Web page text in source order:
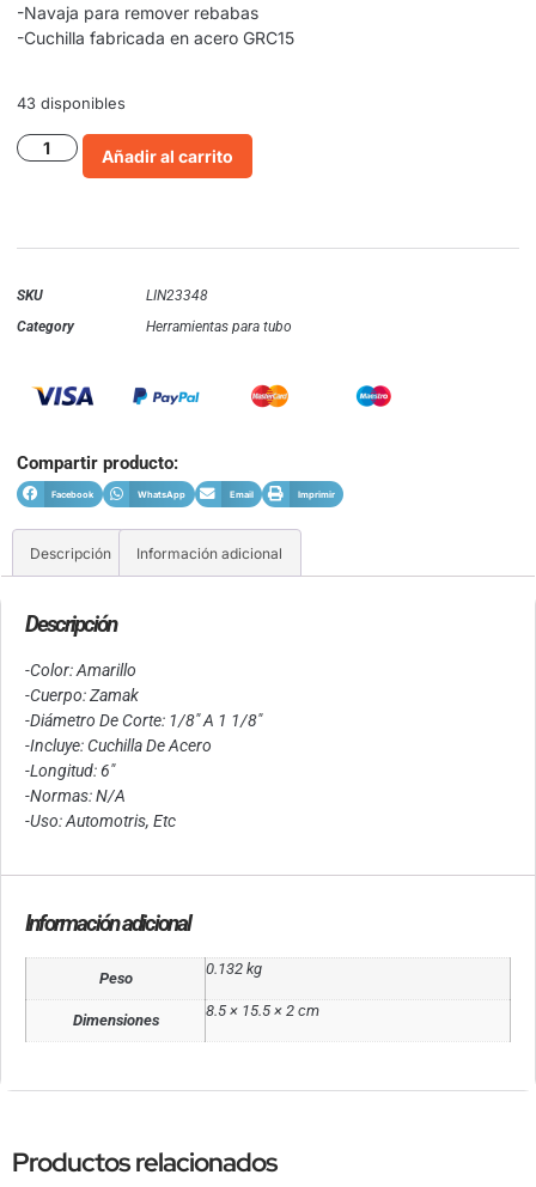
-Navaja para remover rebabas
-Cuchilla fabricada en acero GRC15
43 disponibles
Añadir al carrito
SKU
LIN23348
Category
Herramientas para tubo
Compartir producto:
Facebook WhatsApp Email Imprimir
Descripción Información adicional
Descripción
-Color: Amarillo
-Cuerpo: Zamak
-Diámetro De Corte: 1/8″ A 1 1/8″
-Incluye: Cuchilla De Acero
-Longitud: 6″
-Normas: N/A
-Uso: Automotris, Etc
Información adicional
Peso
0.132 kg
Dimensiones
8.5 × 15.5 × 2 cm
Productos relacionados